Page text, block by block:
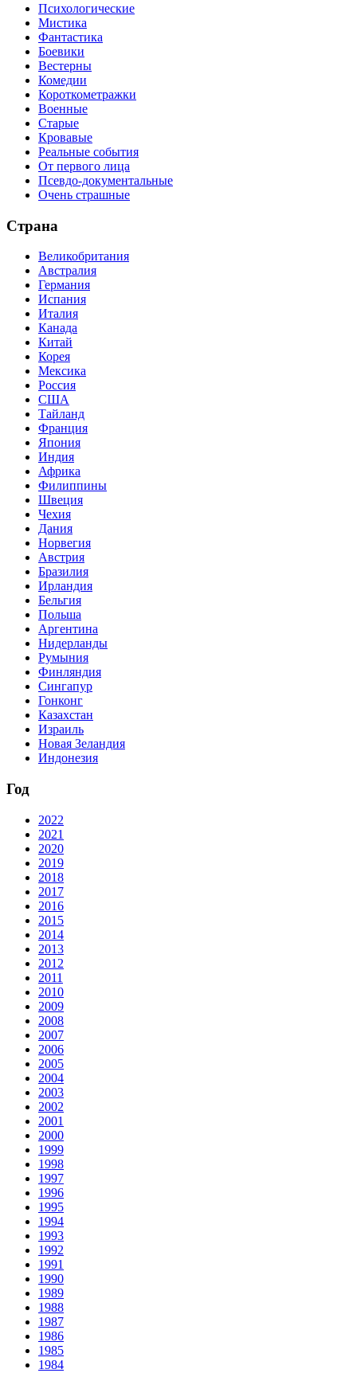
Психологические
Мистика
Фантастика
Боевики
Вестерны
Комедии
Короткометражки
Военные
Старые
Кровавые
Реальные события
От первого лица
Псевдо-документальные
Очень страшные
Страна
Великобритания
Австралия
Германия
Испания
Италия
Канада
Китай
Корея
Мексика
Россия
США
Тайланд
Франция
Япония
Индия
Африка
Филиппины
Швеция
Чехия
Дания
Норвегия
Австрия
Бразилия
Ирландия
Бельгия
Польша
Аргентина
Нидерланды
Румыния
Финляндия
Сингапур
Гонконг
Казахстан
Израиль
Новая Зеландия
Индонезия
Год
2022
2021
2020
2019
2018
2017
2016
2015
2014
2013
2012
2011
2010
2009
2008
2007
2006
2005
2004
2003
2002
2001
2000
1999
1998
1997
1996
1995
1994
1993
1992
1991
1990
1989
1988
1987
1986
1985
1984